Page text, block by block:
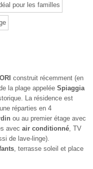
pour les familles
construit récemment (en
la plage appelée Spiaggia
La résidence est
réparties en 4
ou au premier étage avec
avec air conditionné , TV
de lave-linge).
, terrasse soleil et place